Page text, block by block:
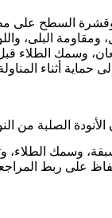
السطح على
ومقاومة البلى،
وسمك الطلاء
حماية أثناء
الصلبة من
على ربط